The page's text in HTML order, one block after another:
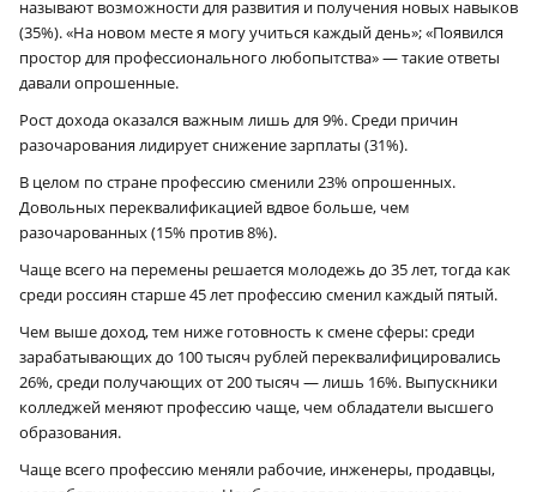
называют возможности для развития и получения новых навыков
(35%). «На новом месте я могу учиться каждый день»; «Появился
простор для профессионального любопытства» — такие ответы
давали опрошенные.
Рост дохода оказался важным лишь для 9%. Среди причин
разочарования лидирует снижение зарплаты (31%).
В целом по стране профессию сменили 23% опрошенных.
Довольных переквалификацией вдвое больше, чем
разочарованных (15% против 8%).
Чаще всего на перемены решается молодежь до 35 лет, тогда как
среди россиян старше 45 лет профессию сменил каждый пятый.
Чем выше доход, тем ниже готовность к смене сферы: среди
зарабатывающих до 100 тысяч рублей переквалифицировались
26%, среди получающих от 200 тысяч — лишь 16%. Выпускники
колледжей меняют профессию чаще, чем обладатели высшего
образования.
Чаще всего профессию меняли рабочие, инженеры, продавцы,